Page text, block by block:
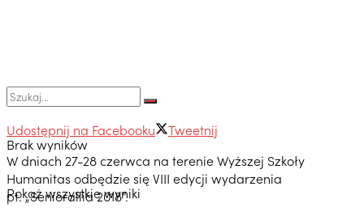
Brak wyników
Pokaż wszystkie wyniki
Udostępnij na Facebooku
Tweetnij
W dniach 27-28 czerwca na terenie Wyższej Szkoły
Humanitas odbędzie się VIII edycji wydarzenia
pt. „Seniorallia 2018”.